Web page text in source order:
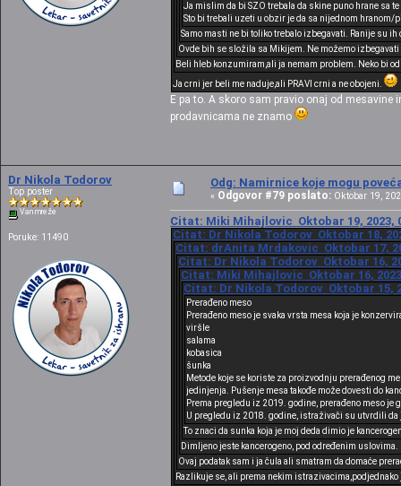
Ja mislim da bi SZO trebala da skine puno hrane sa
Sto bi trebali uzeti u obzir je da sa nijednom hranom/
Samo masti ne bi toliko trebalo izbegavati. Ranije su
Ovde bih se složila sa Mikijem. Ne možemo
Beli hleb konzumiram,ali ja nemam problem. Neko bi
Ja crni jer beli me naduje,ali PRAVI crni a ne obojeni.
E pa to. A skoro sam pravio onaj od
prodavnicama ne znamo
Dr Nikola Todorov
Top poster
Van mreže
Poruke: 11490
Odg: Namirnice koje mogu
« Odgovor #79 poslato: Oktobar 19,
Citat: Miki Mihajlovic Oktobar 19, 2023,
Citat: Dr Nikola Todorov Oktobar 18,
Citat: drAnita Mrdakovic Oktobar 17,
Citat: Dr Nikola Todorov Oktobar 16,
Citat: Miki Mihajlovic Oktobar 16,
Citat: Dr Nikola Todorov Oktobar 15,
Prerađeno meso
Prerađeno meso je svaka vrsta mesa koja je
viršle
salama
kobasica
šunka
Metode koje se koriste za proizvodnju prerađenog
jedinjenja. Pušenje mesa takođe može dovesti do
Prema pregledu iz 2019. godine, prerađeno meso je
U pregledu iz 2018. godine, istraživači su utvrdili da
To znaci da sunka koja je moj deda dimio je
Dimljeno jeste kancerogeno, pod određenim
Ovaj podatak sam i ja čula ali smatram da domaće
Razlikuje se, ali prema nekim